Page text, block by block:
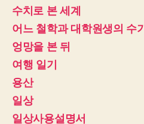
수치로 본 세계
어느 철학과 대학원생의 수기
엉망을 본 뒤
여행 일기
용산
일상
일상사용설명서